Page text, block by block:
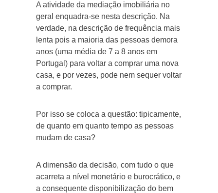
A atividade da mediação imobiliária no
geral enquadra-se nesta descrição. Na
verdade, na descrição de frequência mais
lenta pois a maioria das pessoas demora
anos (uma média de 7 a 8 anos em
Portugal) para voltar a comprar uma nova
casa, e por vezes, pode nem sequer voltar
a comprar.
Por isso se coloca a questão: tipicamente,
de quanto em quanto tempo as pessoas
mudam de casa?
A dimensão da decisão, com tudo o que
acarreta a nível monetário e burocrático, e
a consequente disponibilização do bem